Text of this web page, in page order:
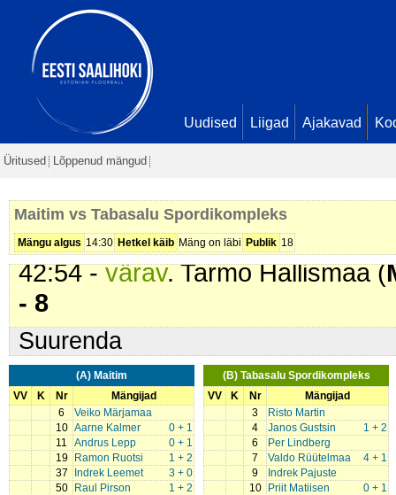
Uudised Liigad Ajakavad
Üritused Lõppenud mängud
Maitim vs Tabasalu Spordikompleks
Mängu algus 14:30 Hetkel käib Mäng on läbi Publik 18
32:16 -
värav
38:23 -värav
40:13 - karistus (201 - Kepilöök).
41:32 -värav. Tarmo Hallismaa (
42:36 -värav. Valdo Rüütelmaa (
Priit Matiisen. Seis12 - 8
42:54 -värav. Tarmo Hallismaa (
- 8
Suurenda
(A) Maitim
VV
K Nr
Mängijad
6
Veiko Märjamaa
10
0 + 1
Aarne Kalmer
11
0 + 1
Andrus Lepp
19
1 + 2
Ramon Ruotsi
37
3 + 0
Indrek Leemet
50
1 + 2
Raul Pirson
(B) Tabasalu Spordikompleks
VV
K Nr
Mängijad
3
Risto Martin
4
1 + 2
Janos Gustsin
6
Per Lindberg
7
4 + 1
Valdo Rüütelmaa
9
Indrek Pajuste
10
0 + 1
Priit Matiisen